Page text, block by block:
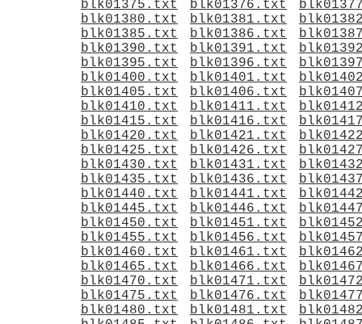
blk01375.txt
blk01376.txt
blk01380.txt
blk01381.txt
blk01385.txt
blk01386.txt
blk01390.txt
blk01391.txt
blk01395.txt
blk01396.txt
blk01400.txt
blk01401.txt
blk01405.txt
blk01406.txt
blk01410.txt
blk01411.txt
blk01415.txt
blk01416.txt
blk01420.txt
blk01421.txt
blk01425.txt
blk01426.txt
blk01430.txt
blk01431.txt
blk01435.txt
blk01436.txt
blk01440.txt
blk01441.txt
blk01445.txt
blk01446.txt
blk01450.txt
blk01451.txt
blk01455.txt
blk01456.txt
blk01460.txt
blk01461.txt
blk01465.txt
blk01466.txt
blk01470.txt
blk01471.txt
blk01475.txt
blk01476.txt
blk01480.txt
blk01481.txt